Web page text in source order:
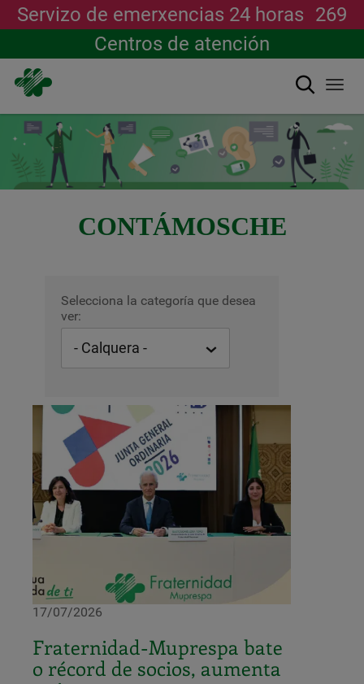
principal
Servizo de emerxencias 24 horas 269
Centros de atención
Buscar
CONTÁMOSCHE
Selecciona la categoría que desea
ver:
17/07/2026
Fraternidad-Muprespa bate
o récord de socios, aumenta